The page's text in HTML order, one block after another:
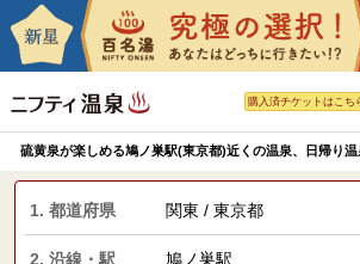
購入済チケットはこち
硫黄泉が楽しめる鳩ノ巣駅(東京都)近くの温泉、日帰り
1. 都道府県 関東 / 東京都
2. 沿線・駅 鳩ノ巣駅